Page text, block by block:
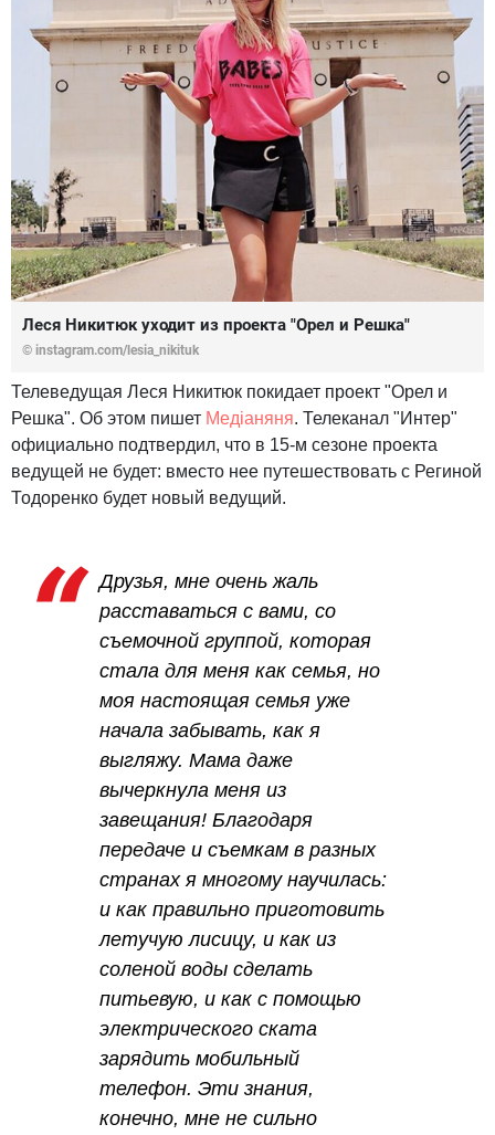
Леся Никитюк уходит из проекта "Орел и Решка"
© instagram.com/lesia_nikituk
Телеведущая Леся Никитюк покидает проект "Орел и
Решка". Об этом пишет Медіаняня. Телеканал "Интер"
официально подтвердил, что в 15-м сезоне проекта
ведущей не будет: вместо нее путешествовать с Региной
Тодоренко будет новый ведущий.
Друзья, мне очень жаль
расставаться с вами, со
съемочной группой, которая
стала для меня как семья, но
моя настоящая семья уже
начала забывать, как я
выгляжу. Мама даже
вычеркнула меня из
завещания! Благодаря
передаче и съемкам в разных
странах я многому научилась:
и как правильно приготовить
летучую лисицу, и как из
соленой воды сделать
питьевую, и как с помощью
электрического ската
зарядить мобильный
телефон. Эти знания,
конечно, мне не сильно